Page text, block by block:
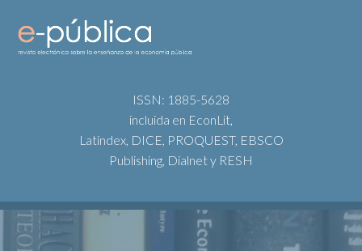
ISSN: 1885-5628
incluida en EconLit,
Latindex, DICE, PROQUEST, EBSCO
Publishing, Dialnet y RESH